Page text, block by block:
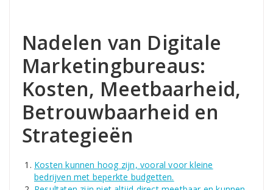
Nadelen van Digitale
Marketingbureaus:
Kosten, Meetbaarheid,
Betrouwbaarheid en
Strategieën
Kosten kunnen hoog zijn, vooral voor kleine
bedrijven met beperkte budgetten.